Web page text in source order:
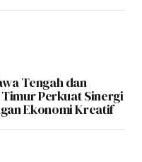
Tengah dan
Perkuat Sinergi
Ekonomi Kreatif